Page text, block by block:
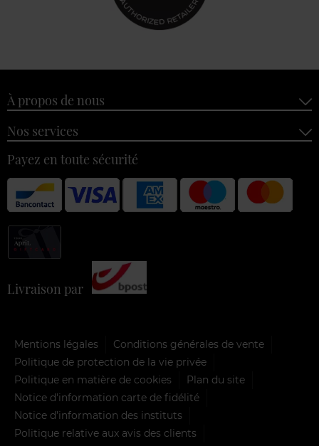
À propos de nous
Nos services
Payez en toute sécurité
Livraison par
Mentions légales
Conditions générales de vente
Politique de protection de la vie privée
Politique en matière de cookies
Plan du site
Notice d'information carte de fidélité
Notice d’information des instituts
Politique relative aux avis des clients